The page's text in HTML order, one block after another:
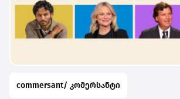
commersant/ კომერსანტი